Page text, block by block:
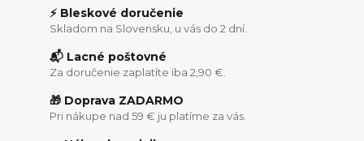
⚡ Bleskové doručenie
Skladom na Slovensku, u vás do 2 dní.
📬 Lacné poštovné
Za doručenie zaplatíte iba 2,90 €.
🎁 Doprava ZADARMO
Pri nákupe nad 59 € ju platíme za vás.